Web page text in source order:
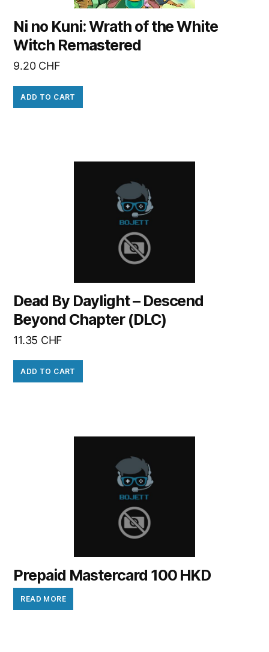
Ni no Kuni: Wrath of the White
Witch Remastered
9.20 CHF
ADD TO CART
Dead By Daylight – Descend
Beyond Chapter (DLC)
11.35 CHF
ADD TO CART
Prepaid Mastercard 100 HKD
READ MORE